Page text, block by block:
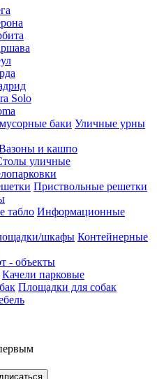
Solo
Уличные урны
и кашпо
уличные
Приствольные решетки
Информационные
Контейнерные
- объекты
Качели парковые
Площадки для собак